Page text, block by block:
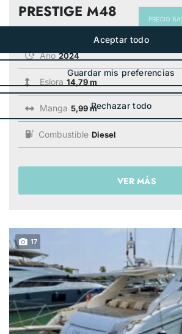
PRECIO
PRESTIGE M48
Año 2024
Eslora 14,79 m
Manga 5,99 m
Combustible Diesel
VER MÁS
17